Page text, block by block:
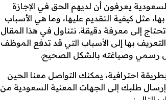
يعرفون أن لديهم الحق في الإجازة
بها، مثل كيفية التقديم عليها، وما هي الأسباب
إلى معرفة دقيقة. نتناول في هذا المقال
التعريف بها إلى الأسباب التي قد تدفع الموظف
رسمي وصياغته بالشكل الصحيح.
بطريقة احترافية، يمكنك التواصل معنا الحين
طلبك إلى الجهات المعنية السعودية من